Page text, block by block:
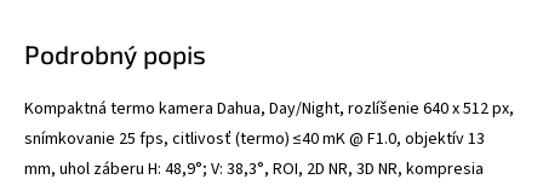
Podrobný popis
Kompaktná termo kamera Dahua, Day/Night, rozlíšenie 640 x 512 px,
snímkovanie 25 fps, citlivosť (termo) ≤40 mK @ F1.0, objektív 13
mm, uhol záberu H: 48,9°; V: 38,3°, ROI, 2D NR, 3D NR, kompresia